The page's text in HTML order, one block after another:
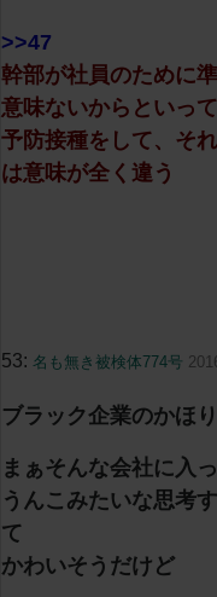
>>47
幹部が社員のために
意味ないからといっ
予防接種をして、そ
は意味が全く違う
53: 名も無き被検体774号
ブラック企業のかほ
まぁそんな会社に入
うんこみたいな思考
て
かわいそうだけど